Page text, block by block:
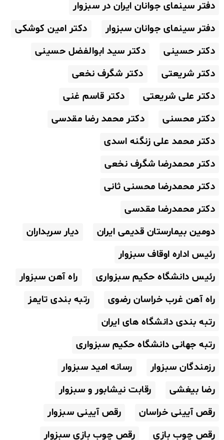
دفتر سینمای جوانان ایران در سبزوار
دفتر سینمای جوانان سبزوار
دکتر امین کوشکی
دکتر حسینی
دکتر سید ابوالفضل حسینی
دکتر شریعتی
دکتر شگرف نخعی
دکتر علی شریعتی
دکتر قاسم غنی
دکتر محسنی
دکتر محمد رضا مقدسی
دکتر محمد علی زنگنه اسدی
دکتر محمدرضا شگرف نخعی
دکتر محمدرضا محسنی ثانی
دکتر محمدرضا مقدسی
دومین بیمارستان قدیمی ایران
دیار سربداران
رئیس اداره اوقاف سبزوار
رئیس دانشگاه حکیم سبزواری
راه آهن سبزوار
راه آهن غرب خراسان رضوی
رتبه بندی تایمز
رتبه بندی دانشگاه های ایران
رتبه جهانی دانشگاه حکیم سبزواری
رزمندگان سبزوار
رسانه امید سبزوار
رضا بیغشی
رقابت نیشابور و سبزوار
رقص آیینی خراسان
رقص آیینی سبزوار
رقص چوب بازی
رقص چوب بازی سبزوار